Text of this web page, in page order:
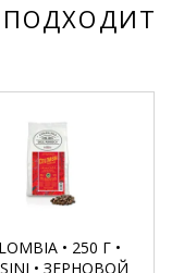
• 250 Г •
• ЗЕРНОВОЙ